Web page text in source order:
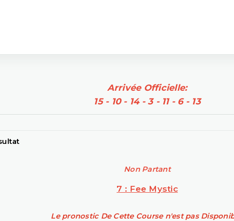
Arrivée Officielle:
15 - 10 - 14 - 3 - 11 - 6 - 13
Non Partant
7 : Fee Mystic
Le pronostic De Cette Course n'est pas